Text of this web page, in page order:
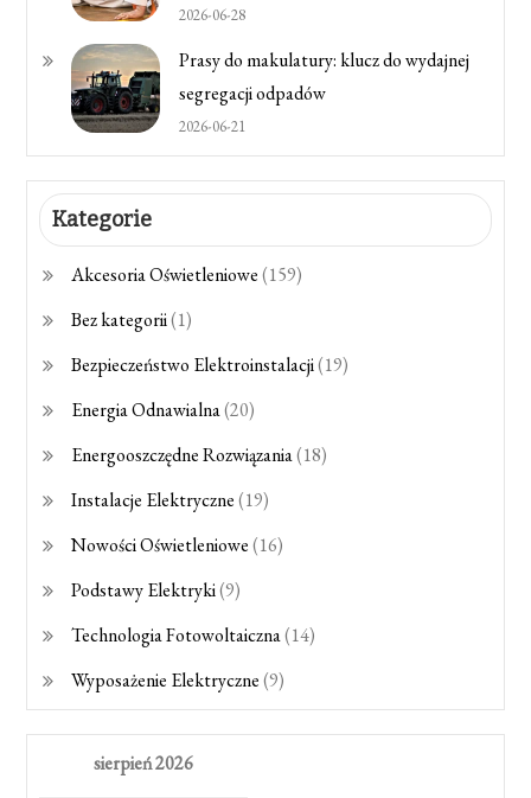
2026-06-28
Prasy do makulatury: klucz do wydajnej
segregacji odpadów
2026-06-21
Kategorie
Akcesoria Oświetleniowe(159)
Bez kategorii(1)
Bezpieczeństwo Elektroinstalacji(19)
Energia Odnawialna(20)
Energooszczędne Rozwiązania(18)
Instalacje Elektryczne(19)
Nowości Oświetleniowe(16)
Podstawy Elektryki(9)
Technologia Fotowoltaiczna(14)
Wyposażenie Elektryczne(9)
sierpień 2026